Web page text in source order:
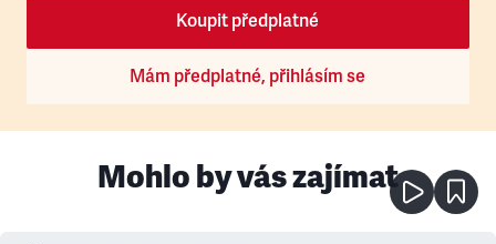
Koupit předplatné
Mám předplatné, přihlásím se
Mohlo by vás zajímat